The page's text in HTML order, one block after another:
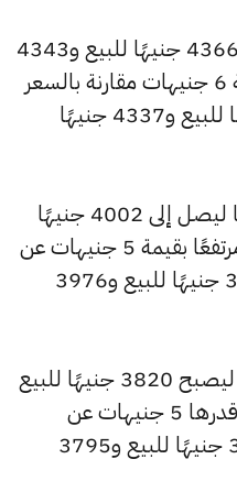
ارتفع سعر عيار 24 ليصل إلى 4366 جنيهًا للبيع و4343
جنيهًا للشراء، بعد زيادة بقيمة 6 جنيهات مقارنة بالسعر
السابق الذي بلغ 4360 جنيهًا للبيع و4337 جنيهًا
كما سجل سعر عيار 22 ارتفاعًا ليصل إلى 4002 جنيهًا
للبيع و3981 جنيهًا للشراء، مرتفعًا بقيمة 5 جنيهات عن
السعر السابق الذي كان 3997 جنيهًا للبيع و3976
كما شهد سعر عيار 21 ارتفاعًا ليصبح 3820 جنيهًا للبيع
و3800 جنيهًا للشراء، بزيادة قدرها 5 جنيهات عن
السعر السابق الذي بلغ 3815 جنيهًا للبيع و3795